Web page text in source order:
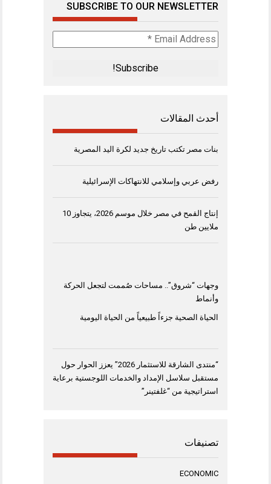
SUBSCRIBE TO OUR NEWSLETTER
Email
Address
أحدث المقالات
بنات مصر تكتب تاريخ جديد لكرة اليد المصرية
رفض عربي وإسلامي للانتهاكات الإسرائيلية
إنتاج القمح في مصر خلال موسم 2026، يتجاوز 10
ملايين طن
وجهات “شروق”.. مساحات صُممت لتجعل الحركة
وأنماط
الحياة الصحية جزءاً طبيعياً من الحياة اليومية
“منتدى الشارقة للاستثمار 2026” يعزز الحوار حول
مستقبل سلاسل الإمداد والخدمات اللوجستية برعاية
استراتيجية من “غلفتينر”
تصنيفات
ECONOMIC